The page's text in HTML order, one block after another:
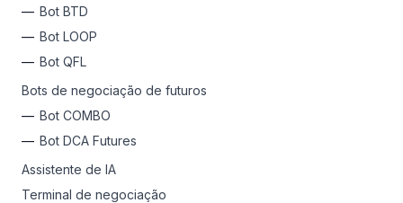
Bot BTD
Bot LOOP
Bot QFL
Bots de negociação de futuros
Bot COMBO
Bot DCA Futures
Assistente de IA
Terminal de negociação